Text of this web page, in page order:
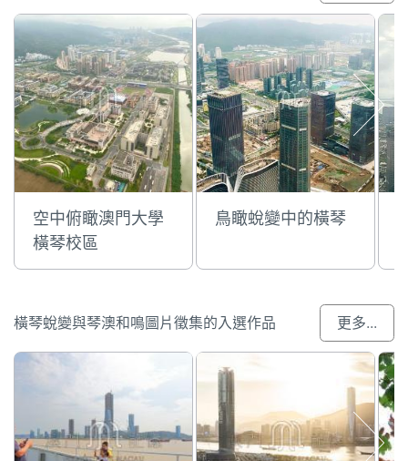
空中俯瞰澳門大學
橫琴校區
鳥瞰蛻變中的橫琴
橫琴蛻變與琴澳和鳴圖片徵集的入選作品 更多...